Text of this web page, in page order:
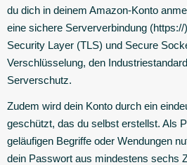
du dich in deinem Amazon-Konto
eine sichere Serververbindung
Security Layer (TLS) und Secure
Verschlüsselung, den
Serverschutz.
Zudem wird dein Konto durch ein
geschützt, das du selbst erstellst. Als
geläufigen Begriffe oder Wendungen
dein Passwort aus mindestens sechs